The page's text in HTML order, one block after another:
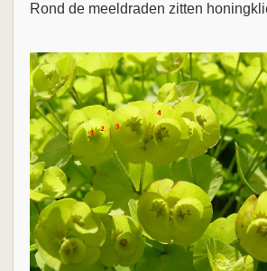
Rond de meeldraden zitten